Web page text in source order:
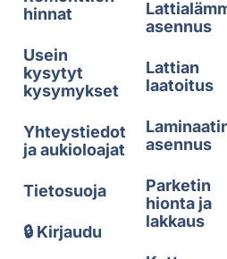
hinnat
Usein
kysytyt
kysymykset
Yhteystiedot
ja aukioloajat
Tietosuoja
🔒 Kirjaudu
asennus
Lattian
laatoitus
asennus
Parketin
hionta ja
lakkaus